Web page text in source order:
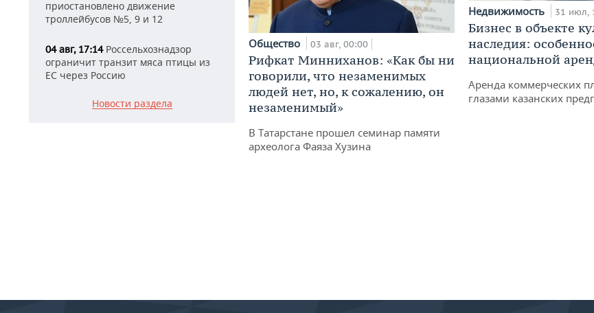
приостановлено движение
троллейбусов №5, 9 и 12
04 авг, 17:14Россельхознадзор
ограничит транзит мяса птицы из
ЕС через Россию
Новости раздела
Общество 03 авг, 00:00
Рифкат Минниханов: «Как бы ни
говорили, что незаменимых
людей нет, но, к сожалению, он
незаменимый»
В Татарстане прошел семинар памяти
археолога Фаяза Хузина
Недвижимость 31 июл,
Бизнес в объекте
наследия:
национальной
Аренда коммерческих
глазами казанских